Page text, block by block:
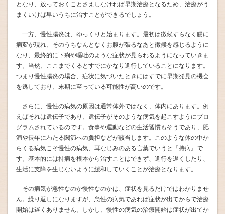
となり、放っておくことさえしなければ早期治療となるため、治療がう
まくいけば早いうちに治すことができるでしょう。
一方、慢性腸炎は、ゆっくりと始まります。最初は徴候すらなく腸に
病変が現れ、そのうちなんとなくお腹が張るなあと徴候を感じるように
なり、最終的に下痢や嘔吐のような症状が見られるようになっていきま
す。当然、ここまでくるとすでにかなり進行していることになります。
つまり慢性腸炎の場合、症状に気づいたときにはすでに早期発見の機会
を逃しており、末期に至っている可能性が高いのです。
さらに、慢性の病気の原因は通常体外ではなく、体内にあります。例
えばそれは遺伝子であり、遺伝子がそのような病気を起こすようにプロ
グラムされているのです。食事や運動などの生活習慣もそうであり、肥
満や長年にわたる関節への負担などが該当します。このような体の中か
らくる病気こそ慢性の病気、耳なじみのある言葉でいうと『持病』で
す。基本的には持病を根本から治すことはできず、進行を遅くしたり、
生活に支障を生じないように緩和していくことが治療となります。
その病気が急性なのか慢性なのかは、症状を見るだけではわかりませ
ん。繰り返しになりますが、急性の病気であれば症状が出てからで治療
開始は遅くありません。しかし、慢性の病気の治療開始は症状が出てか